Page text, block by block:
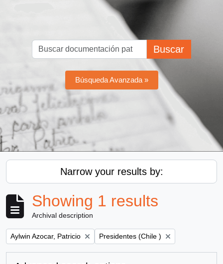
Buscar
Búsqueda Avanzada »
Narrow your results by:
Showing 1 results
Archival description
Remove filter:
Aylwin Azocar, Patricio Remove filter:
Presidentes (Chile )